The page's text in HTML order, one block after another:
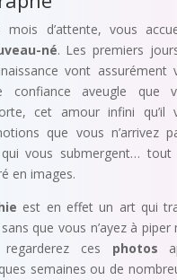
mois d’attente, vous
né. Les premiers
vont assurément
confiance aveugle que
cet amour infini qu’il
que vous n’arrivez
vous submergent… tout
en images.
est en effet un art qui
que vous n’ayez à piper
ces photos
semaines ou de